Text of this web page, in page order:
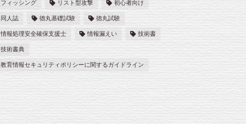
フィッシング リスト型攻撃 初心者向け
同人誌 徳丸基礎試験 徳丸試験
情報処理安全確保支援士 情報漏えい 技術書
技術書典
教育情報セキュリティポリシーに関するガイドライン